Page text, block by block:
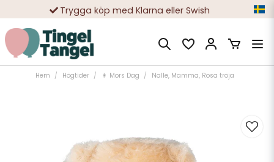
Trygga köp med Klarna eller Swish
10 000-tals nöjda kunder
Hem Högtider 👩 Mors Dag Nalle, Mamma, Rosa tröja